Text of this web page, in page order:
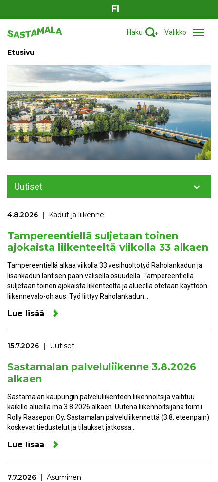
FI
Haku Valikko
Etusivu
Uutiset
4.8.2026 Kadut ja liikenne
Tampereentiellä suljetaan toinen
ajokaista liikenteeltä viikolla 33 alkaen
Tampereentiellä alkaa viikolla 33 vesihuoltotyö Raholankadun ja
Iisankadun läntisen pään välisellä osuudella. Tampereentiellä
suljetaan toinen ajokaista liikenteeltä ja alueella otetaan käyttöön
liikennevalo-ohjaus. Työ liittyy Raholankadun…
Lue lisää
15.7.2026 Uutiset
Sastamalan palveluliikenne 3.8.2026
alkaen
Sastamalan kaupungin palveluliikenteen liikennöitsijä vaihtuu
kaikille alueilla ma 3.8.2026 alkaen. Uutena liikennöitsijänä toimii
Rolly Raasepori Oy. Sastamalan palveluliikennettä (3.8. eteenpäin)
koskevat tiedustelut ja tilaukset jatkossa…
Lue lisää
7.7.2026 Asuminen